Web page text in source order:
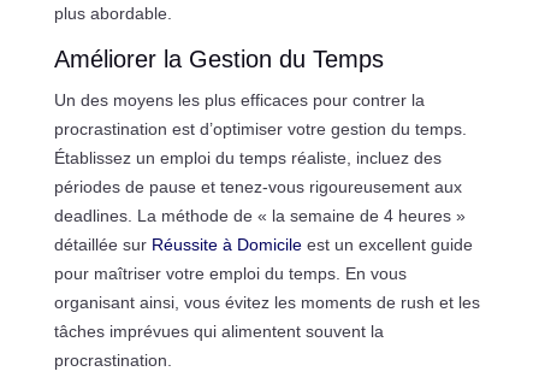
plus abordable.
Améliorer la Gestion du Temps
Un des moyens les plus efficaces pour contrer la
procrastination est d’optimiser votre gestion du temps.
Établissez un emploi du temps réaliste, incluez des
périodes de pause et tenez-vous rigoureusement aux
deadlines. La méthode de « la semaine de 4 heures »
détaillée sur Réussite à Domicileest un excellent guide
pour maîtriser votre emploi du temps. En vous
organisant ainsi, vous évitez les moments de rush et les
tâches imprévues qui alimentent souvent la
procrastination.